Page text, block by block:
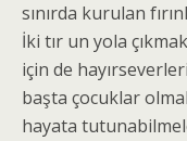
sınırda kurulan
İki tır un yola
için de
başta çocuklar
hayata